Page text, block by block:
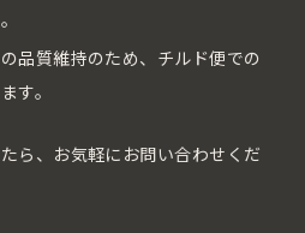
品質維持のため、チルド便での
す。
ら、お気軽にお問い合わせくだ